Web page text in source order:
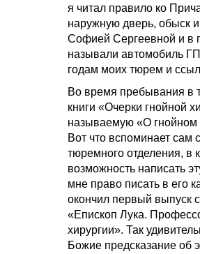
я читал правило ко
наружную дверь, обыск
Софией Сергеевной и в
называли автомобиль
годам моих тюрем и
Во время пребывания в
книги «Очерки гнойной
называемую «О гнойном
Вот что вспоминает сам
тюремного отделения, в
возможность написать
мне право писать в его
окончил первый выпуск
«Епископ Лука.
хирургии». Так
Божие предсказание об